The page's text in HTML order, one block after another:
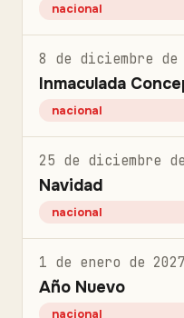
nacional
8 de diciembre de
Inmaculada
nacional
25 de diciembre
Navidad
nacional
1 de enero de 2027
Año Nuevo
nacional